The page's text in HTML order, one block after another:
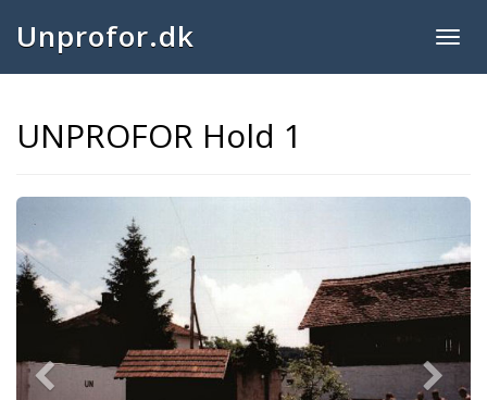
Unprofor.dk
UNPROFOR Hold 1
Previous